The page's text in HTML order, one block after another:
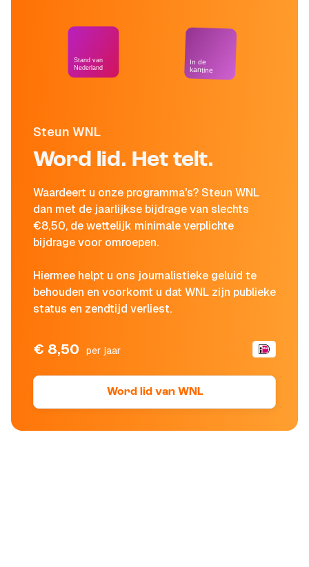
Steun WNL
Word lid. Het telt.
Waardeert u onze programma's? Steun WNL
dan met de jaarlijkse bijdrage van slechts
€8,50, de wettelijk minimale verplichte
bijdrage voor omroepen.
Hiermee helpt u ons journalistieke geluid te
behouden en voorkomt u dat WNL zijn publieke
status en zendtijd verliest.
€ 8,50 per jaar
Word lid van WNL
Stand van
Nederland
In de
kantine